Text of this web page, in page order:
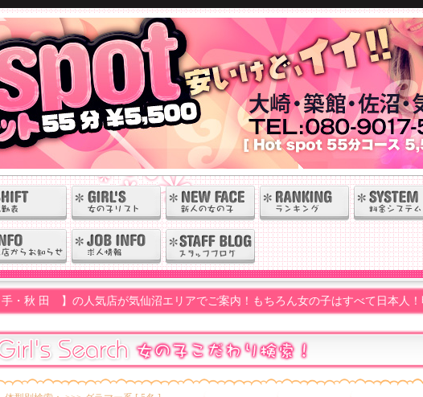
気仙沼エリアでご案内！もちろん女の子はすべて日本人！明瞭会計で安心♪